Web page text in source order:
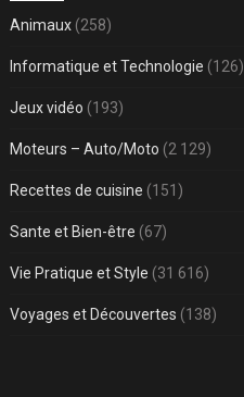
Animaux(258)
Informatique et Technologie (126)
Jeux vidéo (193)
Moteurs – Auto/Moto (2 129)
Recettes de cuisine (151)
Sante et Bien-être (67)
Vie Pratique et Style (31 616)
Voyages et Découvertes (138)